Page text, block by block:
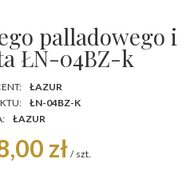
palladowego i
ŁN-04BZ-k
ŁAZUR
ŁN-04BZ-K
ŁAZUR
zł / szt.